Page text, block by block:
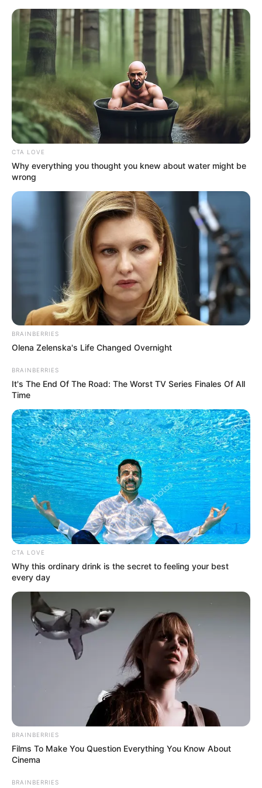
MENU
WIDGETS
QUINTÉ PRIX LE PARISIEN
PRONOSTIC PMU 18-10-2025
Samedi 18 Octobre 2025 à AUTEUIL dans la Réunion
n°1 QUINTÉ PRIX LE PARISIEN (PRIX DU PRINCE
D’ECOUEN) – Haies – 3900 mètres.
CTA LOVE
Why everything you thought you knew about water might be
wrong
BRAINBERRIES
Olena Zelenska's Life Changed Overnight
BRAINBERRIES
It's The End Of The Road: The Worst TV Series Finales Of All
Time
CTA LOVE
Why this ordinary drink is the secret to feeling your best
every day
BRAINBERRIES
Films To Make You Question Everything You Know About
Cinema
BRAINBERRIES